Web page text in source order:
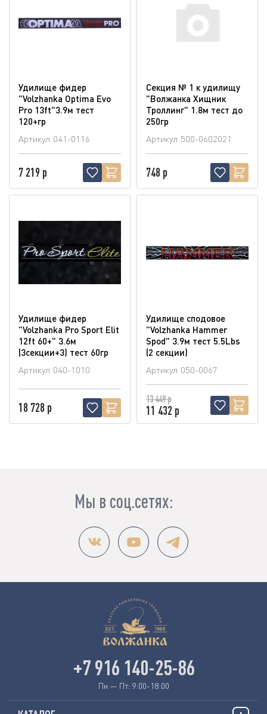
Удилище фидер
"Volzhanka Optima Evo
Pro 13ft"3.9м тест
120+гр
Артикул 041-0116
7 219 р
Секция № 1 к удилищу
"Волжанка Хищник
Троллинг" 1.8м тест до
250гр
Артикул 500-0602021
748 р
Удилище фидер
"Volzhanka Pro Sport Elit
12ft 60+" 3.6м
(3секции+3) тест 60гр
Артикул 040-1010
18 728 р
Удилище сподовое
"Volzhanka Hammer
Spod" 3.9м тест 5.5Lbs
(2 секции)
Артикул 050-0067
13 449 р
11 432 р
Мы в соц.сетях:
+7 916 140-25-86
Пн — Пт: 9:00-18:00